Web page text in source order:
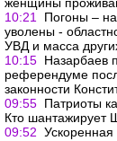
10:21
Погоны –
уволены -
УВД и масса
10:15 Назарбаев
референдуме
законности
09:55 Патриоты
Кто шантажирует
09:52 Ускоренная